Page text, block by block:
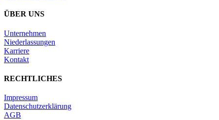
ÜBER UNS
Unternehmen
Niederlassungen
Karriere
Kontakt
RECHTLICHES
Impressum
Datenschutzerklärung
AGB